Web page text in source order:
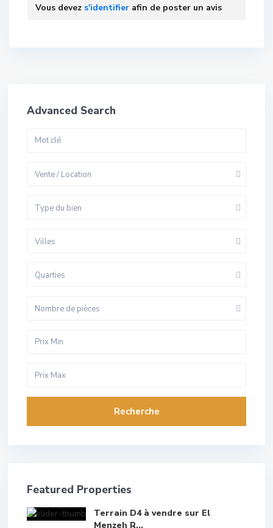
Vous devez s'identifier afin de poster un avis
Advanced Search
Vente / Location
Type du bien
Villes
Quarties
Nombre de pièces
Recherche
Featured Properties
Terrain D4 à vendre sur El
Menzeh R...